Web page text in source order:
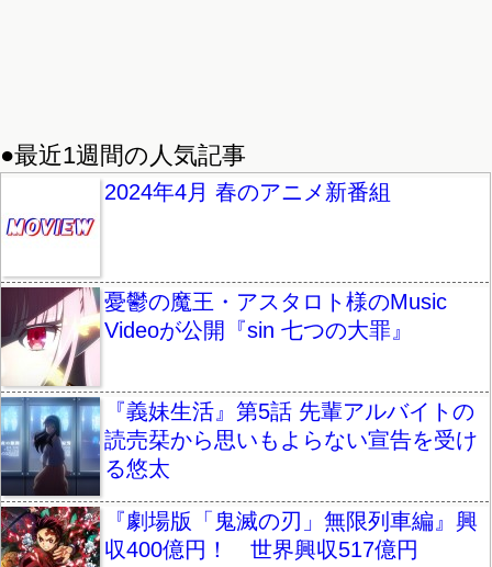
●最近1週間の人気記事
2024年4月 春のアニメ新番組
憂鬱の魔王・アスタロト様のMusic
Videoが公開『sin 七つの大罪』
『義妹生活』第5話 先輩アルバイトの
読売栞から思いもよらない宣告を受け
る悠太
『劇場版「鬼滅の刃」無限列車編』興
収400億円！ 世界興収517億円